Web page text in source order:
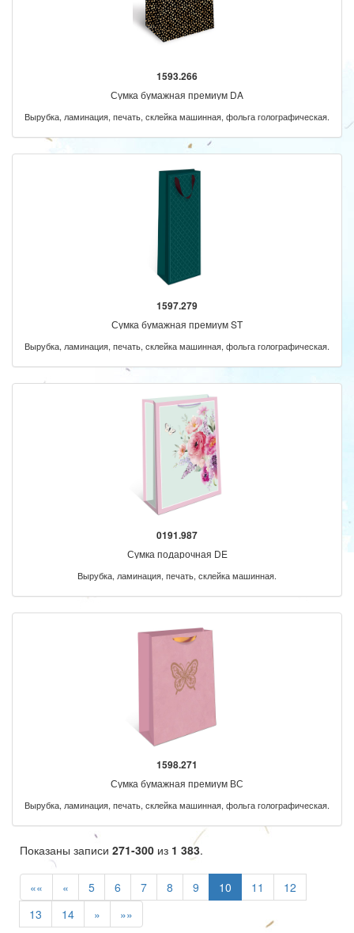
1593.266
Сумка бумажная премиум DA
Вырубка, ламинация, печать, склейка машинная, фольга голографическая.
1597.279
Сумка бумажная премиум ST
Вырубка, ламинация, печать, склейка машинная, фольга голографическая.
0191.987
Сумка подарочная DE
Вырубка, ламинация, печать, склейка машинная.
1598.271
Сумка бумажная премиум ВС
Вырубка, ламинация, печать, склейка машинная, фольга голографическая.
Показаны записи 271-300 из 1 383.
«« « 5 6 7 8 9 10 11
12
13
14 » »»